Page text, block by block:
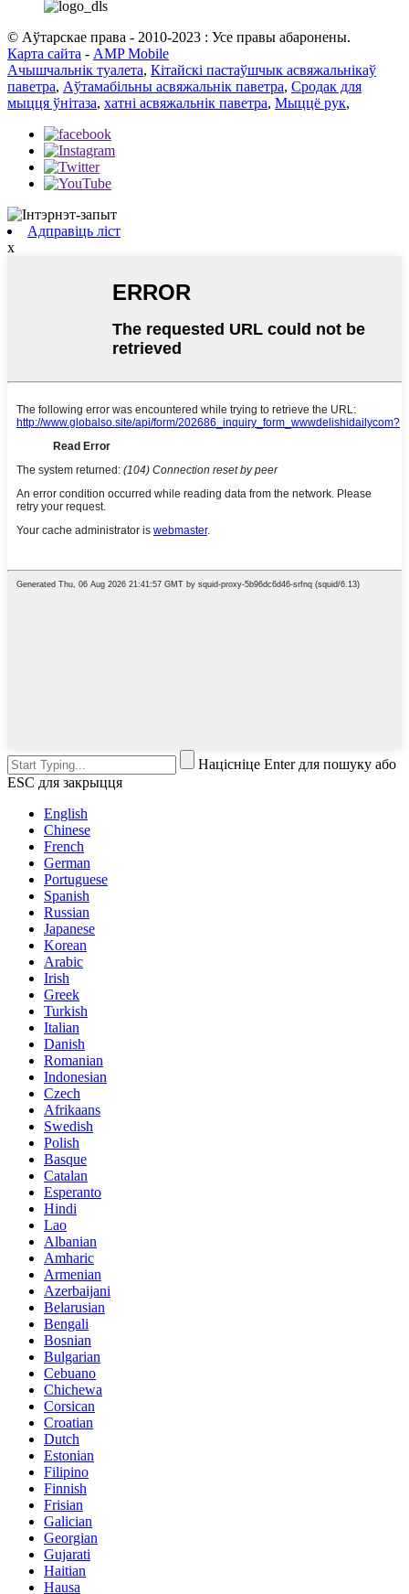
© Аўтарскае права - 2010-2023 : Усе правы абаронены.
Карта сайта - AMP Mobile
Ачышчальнік туалета, Кітайскі пастаўшчык асвяжальнікаў
паветра, Аўтамабільны асвяжальнік паветра, Сродак для
мыцця ўнітаза, хатні асвяжальнік паветра, Мыццё рук,
Адправіць ліст
x
Націсніце Enter для пошуку або
ESC для закрыцця
English
Chinese
French
German
Portuguese
Spanish
Russian
Japanese
Korean
Arabic
Irish
Greek
Turkish
Italian
Danish
Romanian
Indonesian
Czech
Afrikaans
Swedish
Polish
Basque
Catalan
Esperanto
Hindi
Lao
Albanian
Amharic
Armenian
Azerbaijani
Belarusian
Bengali
Bosnian
Bulgarian
Cebuano
Chichewa
Corsican
Croatian
Dutch
Estonian
Filipino
Finnish
Frisian
Galician
Georgian
Gujarati
Haitian
Hausa